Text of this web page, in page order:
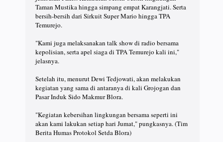
Taman Mustika hingga simpang empat Karangjati. Serta
bersih-bersih dari Sirkuit Super Mario hingga TPA
Temurejo.
"Kami juga melaksanakan talk show di radio bersama
kepolisian, serta apel siaga di TPA Temurejo kali ini,"
jelasnya.
Setelah itu, menurut Dewi Tedjowati, akan melakukan
kegiatan yang sama di antaranya di kali Grojogan dan
Pasar Induk Sido Makmur Blora.
"Kegiatan kebersihan lingkungan bersama seperti ini
akan kami lakukan setiap hari Jumat," pungkasnya. (Tim
Berita Humas Protokol Setda Blora)